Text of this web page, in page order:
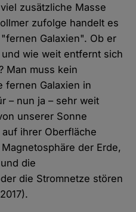
zusätzliche Masse
zufolge handelt es
Galaxien". Ob er
wie weit entfernt sich
Man muss kein
fernen Galaxien in
– nun ja – sehr weit
unserer Sonne
ihrer Oberfläche
der Erde,
die
die Stromnetze stören